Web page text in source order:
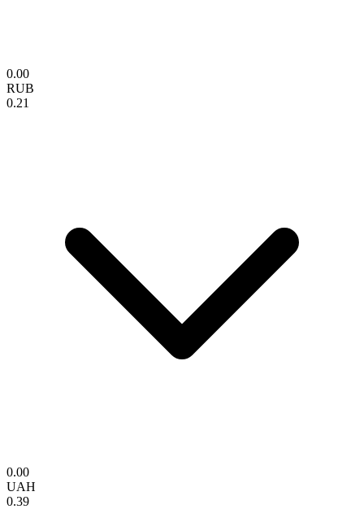
0.00
RUB
0.21
0.00
UAH
0.39